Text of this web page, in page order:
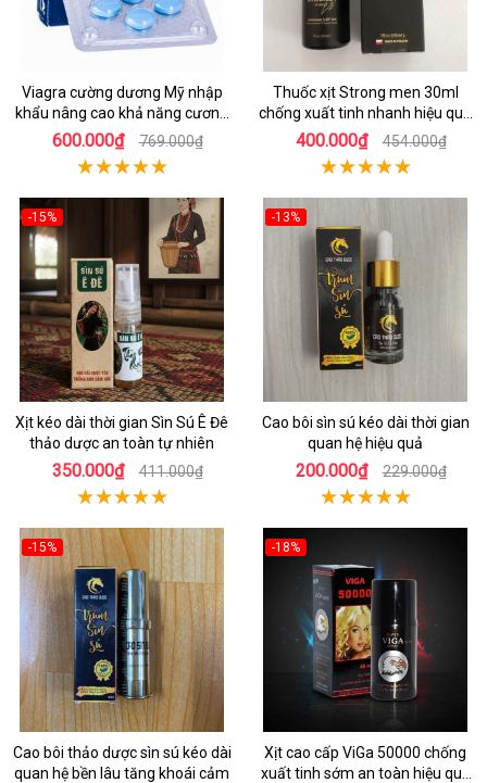
Viagra cường dương Mỹ nhập
khẩu nâng cao khả năng cương
cứng
600.000₫ 769.000₫
Thuốc xịt Strong men 30ml
chống xuất tinh nhanh hiệu quả
Ba Lan
400.000₫ 454.000₫
-15%
Xịt kéo dài thời gian Sìn Sú Ê Đê
thảo dược an toàn tự nhiên
350.000₫ 411.000₫
-13%
Cao bôi sìn sú kéo dài thời gian
quan hệ hiệu quả
200.000₫ 229.000₫
-15%
Cao bôi thảo dược sìn sú kéo dài
quan hệ bền lâu tăng khoái cảm
-18%
Xịt cao cấp ViGa 50000 chống
xuất tinh sớm an toàn hiệu quả